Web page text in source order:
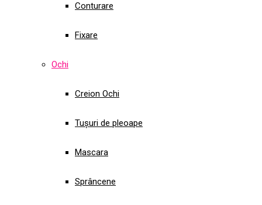
Conturare
Fixare
Ochi
Creion Ochi
Tușuri de pleoape
Mascara
Sprâncene